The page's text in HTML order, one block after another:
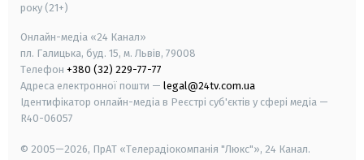
року (21+)
Онлайн-медіа «24 Канал»
пл. Галицька, буд. 15, м. Львів, 79008
Телефон +380 (32) 229-77-77
Адреса електронної пошти — legal@24tv.com.ua
Ідентифікатор онлайн-медіа в Реєстрі суб'єктів у сфері медіа —
R40-06057
© 2005—2026, ПрАТ «Телерадіокомпанія "Люкс"», 24 Канал.